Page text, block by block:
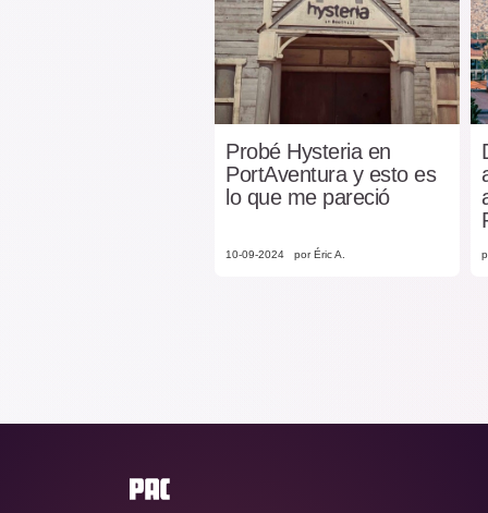
Probé Hysteria en
PortAventura y esto es
lo que me pareció
10-09-2024 por Éric A.